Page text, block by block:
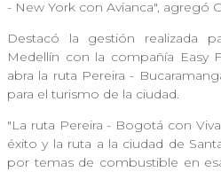
- New York con Avianca", agregó
Destacó la gestión realizada
Medellín con la compañía Easy
abra la ruta Pereira -
para el turismo de la ciudad.
"La ruta Pereira - Bogotá con
éxito y la ruta a la ciudad de
por temas de combustible en